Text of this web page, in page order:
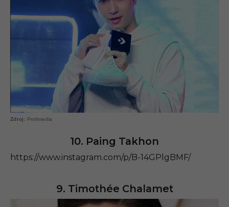
Profimedia
10. Paing Takhon
https://www.instagram.com/p/B-14GPlgBMF/
9. Timothée Chalamet